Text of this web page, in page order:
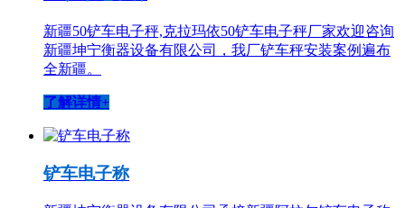
新疆50铲车电子秤,克拉玛依50铲车电子秤厂家欢迎咨询
新疆坤宁衡器设备有限公司，我厂铲车秤安装案例遍布
全新疆。
了解详情+
铲车电子称